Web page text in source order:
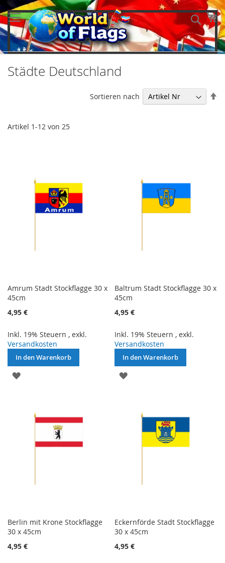
Direkt
zum
Inhalt
Städte Deutschland
Artikel 1-12 von 25
Sortieren nach
Amrum Stadt Stockflagge 30 x
45cm
4,95 €
Inkl. 19% Steuern , exkl.
Versandkosten
In den Warenkorb
ZUR
HINZUFÜGEN
Baltrum Stadt Stockflagge 30 x
45cm
4,95 €
Inkl. 19% Steuern ,exkl.
Versandkosten
In den Warenkorb
ZUR
HINZUFÜGEN
Berlin mit Krone Stockflagge
30 x 45cm
4,95 €
Eckernförde Stadt Stockflagge
30 x 45cm
4,95 €